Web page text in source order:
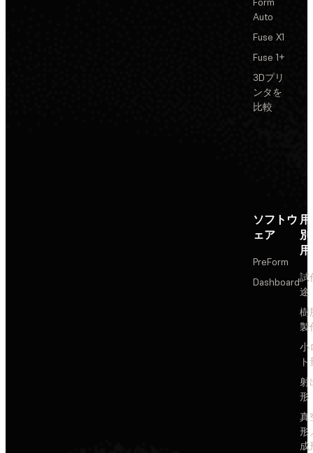
Auto
Fuse X1
Fuse 1+
3Dプリ
ンタを
比較
ソフトウ
ェア
PreForm
Dashboard試
途
樹
製
小
射
形
真
形
成